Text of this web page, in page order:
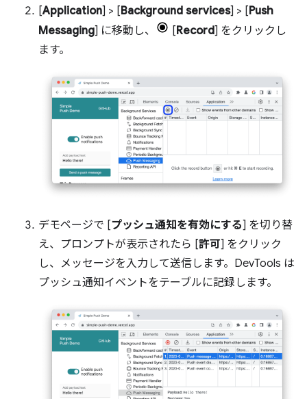
[Application] > [Background services] > [Push
Messaging] に移動し、 [Record] をクリックし
ます。
デモページで [プッシュ通知を有効にする] を切り替
え、プロンプトが表示されたら [許可] をクリック
し、メッセージを入力して送信します。DevTools は
プッシュ通知イベントをテーブルに記録します。